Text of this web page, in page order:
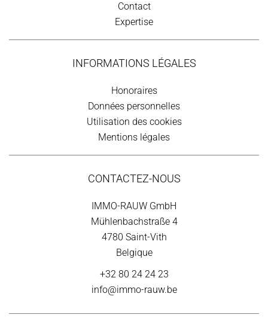
Contact
Expertise
INFORMATIONS LÉGALES
Honoraires
Données personnelles
Utilisation des cookies
Mentions légales
CONTACTEZ-NOUS
IMMO-RAUW GmbH
Mühlenbachstraße 4
4780 Saint-Vith
Belgique
+32 80 24 24 23
info@immo-rauw.be